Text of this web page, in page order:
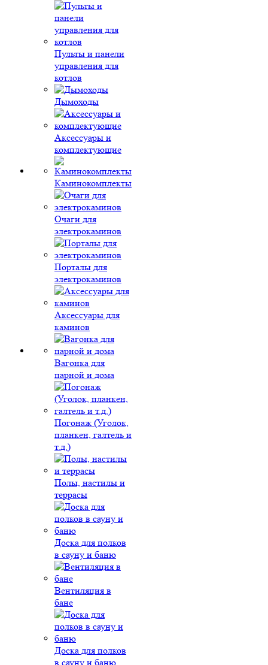
Пульты и панели
управления для
котлов
Дымоходы
Аксессуары и
комплектующие
Каминокомплекты
Очаги для
электрокаминов
Порталы для
электрокаминов
Аксессуары для
каминов
Вагонка для
парной и дома
Погонаж (Уголок,
планкен, галтель и
т.д.)
Полы, настилы и
террасы
Доска для полков
в сауну и баню
Вентиляция в
бане
Доска для полков
в сауну и баню